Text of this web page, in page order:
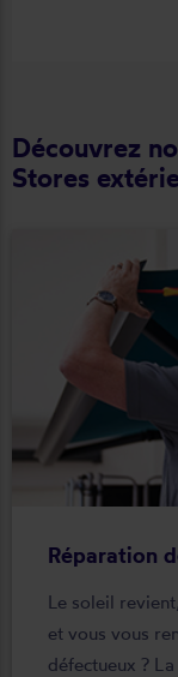
Découvrez
Stores
Réparation
Le soleil
et vous vous
défectueux ?